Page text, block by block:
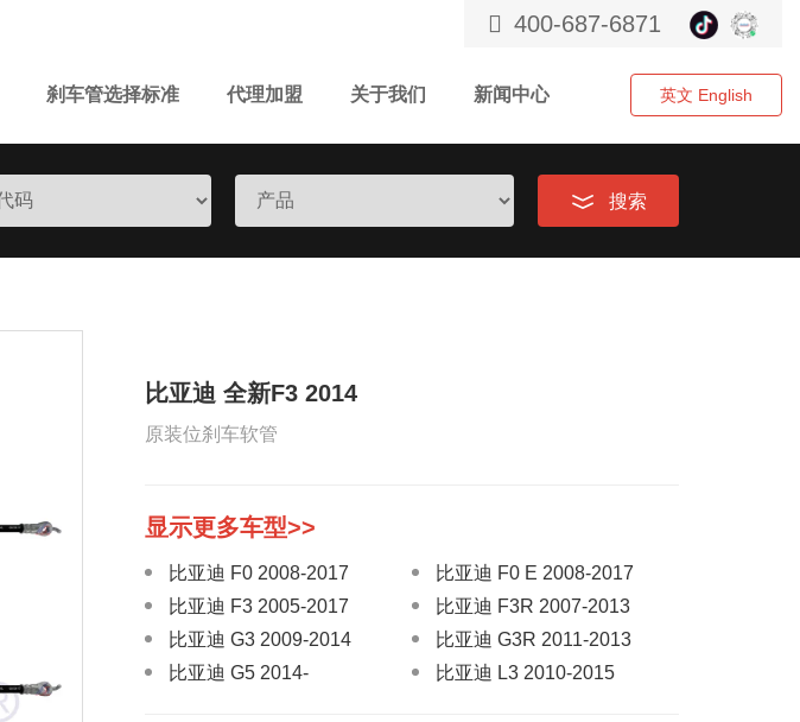
400-687-6871
刹车管选择标准 代理加盟 关于我们 新闻中心 英文 English
搜索
比亚迪 全新F3 2014
原装位刹车软管
比亚迪 F0 2008-2017
比亚迪 F0 E 2008-2017
比亚迪 F3 2005-2017
比亚迪 F3R 2007-2013
比亚迪 G3 2009-2014
比亚迪 G3R 2011-2013
比亚迪 G5 2014-
比亚迪 L3 2010-2015